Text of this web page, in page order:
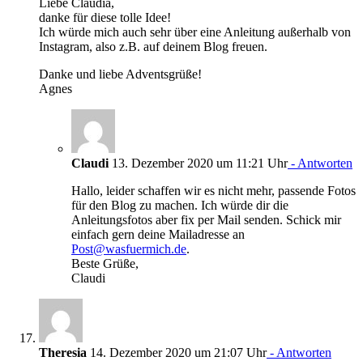
Liebe Claudia,
danke für diese tolle Idee!
Ich würde mich auch sehr über eine Anleitung außerhalb von
Instagram, also z.B. auf deinem Blog freuen.
Danke und liebe Adventsgrüße!
Agnes
Claudi 13. Dezember 2020 um 11:21 Uhr- Antworten
Hallo, leider schaffen wir es nicht mehr, passende Fotos
für den Blog zu machen. Ich würde dir die
Anleitungsfotos aber fix per Mail senden. Schick mir
einfach gern deine Mailadresse an
Post@wasfuermich.de.
Beste Grüße,
Claudi
Theresia 14. Dezember 2020 um 21:07 Uhr- Antworten